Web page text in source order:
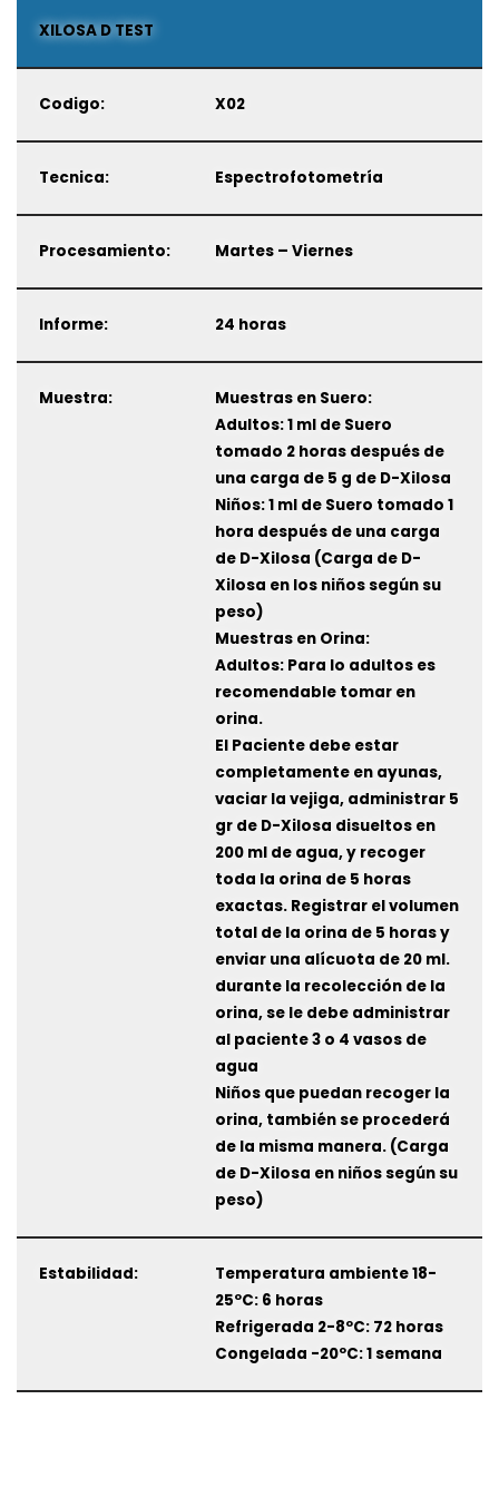
XILOSA D TEST
Codigo: X02
Tecnica: Espectrofotometría
Procesamiento: Martes – Viernes
Informe: 24 horas
Muestra:
Muestras en Suero:
Adultos: 1 ml de Suero
tomado 2 horas después de
una carga de 5 g de D-Xilosa
Niños: 1 ml de Suero tomado 1
hora después de una carga
de D-Xilosa (Carga de D-
Xilosa en los niños según su
peso)
Muestras en Orina:
Adultos: Para lo adultos es
recomendable tomar en
orina.
El Paciente debe estar
completamente en ayunas,
vaciar la vejiga, administrar 5
gr de D-Xilosa disueltos en
200 ml de agua, y recoger
toda la orina de 5 horas
exactas. Registrar el volumen
total de la orina de 5 horas y
enviar una alícuota de 20 ml.
durante la recolección de la
orina, se le debe administrar
al paciente 3 o 4 vasos de
agua
Niños que puedan recoger la
orina, también se procederá
de la misma manera. (Carga
de D-Xilosa en niños según su
peso)
Estabilidad:
Temperatura ambiente 18-
25ºC: 6 horas
Refrigerada 2-8ºC: 72 horas
Congelada -20ºC: 1 semana